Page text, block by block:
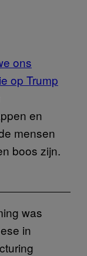
ons
op Trump
en
mensen
boos zijn.
was
in